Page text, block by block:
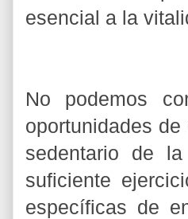
esencial a la
No podemos
oportunidades
sedentario de
suficiente
específicas de